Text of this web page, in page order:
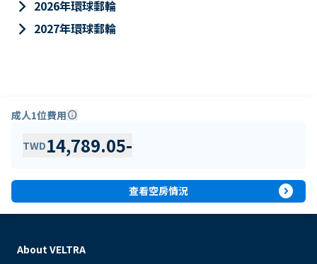
keyboard_arrow_right 2026年環球郵輪
keyboard_arrow_right 2027年環球郵輪
成人1位費用info
TWD14,789.05-
查看空房情況 expand_circle_right
About VELTRA